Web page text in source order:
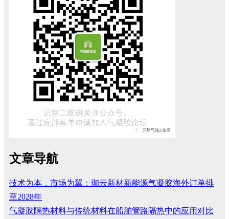
文章导航
技术为本，市场为翼：珈云新材新能源气凝胶海外订单排
至2028年
气凝胶隔热材料与传统材料在船舶管路隔热中的应用对比